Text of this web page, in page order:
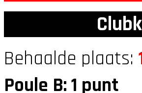
Behaalde plaats:
Poule B: 1 punt